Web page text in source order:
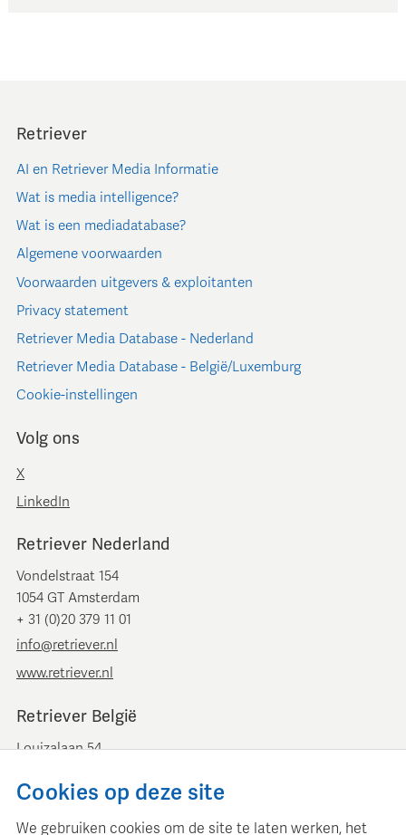
Retriever
AI en Retriever Media Informatie
Wat is media intelligence?
Wat is een mediadatabase?
Algemene voorwaarden
Voorwaarden uitgevers & exploitanten
Privacy statement
Retriever Media Database - Nederland
Retriever Media Database - België/Luxemburg
Cookie-instellingen
Volg ons
X
LinkedIn
Retriever Nederland
Vondelstraat 154
1054 GT Amsterdam
+ 31 (0)20 379 11 01
info@retriever.nl
www.retriever.nl
Retriever België
Louizalaan 54
+ 32 (0)2 893 00 52
Cookies op deze site
We gebruiken cookies om de site te laten werken, het